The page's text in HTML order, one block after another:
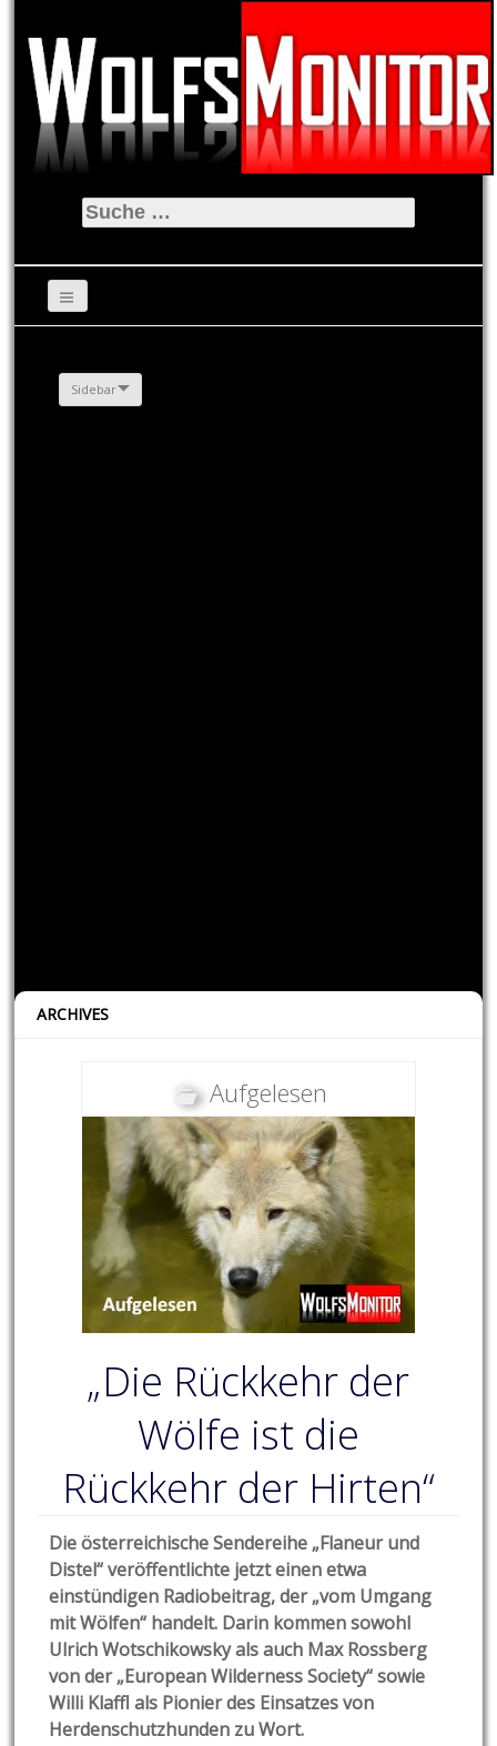
Suche
nach:
Sidebar
ARCHIVES
Aufgelesen
„Die Rückkehr der
Wölfe ist die
Rückkehr der Hirten“
Die österreichische Sendereihe „Flaneur und
Distel“ veröffentlichte jetzt einen etwa
einstündigen Radiobeitrag, der „vom Umgang
mit Wölfen“ handelt. Darin kommen sowohl
Ulrich Wotschikowsky als auch Max Rossberg
von der „European Wilderness Society“ sowie
Willi Klaffl als Pionier des Einsatzes von
Herdenschutzhunden zu Wort.